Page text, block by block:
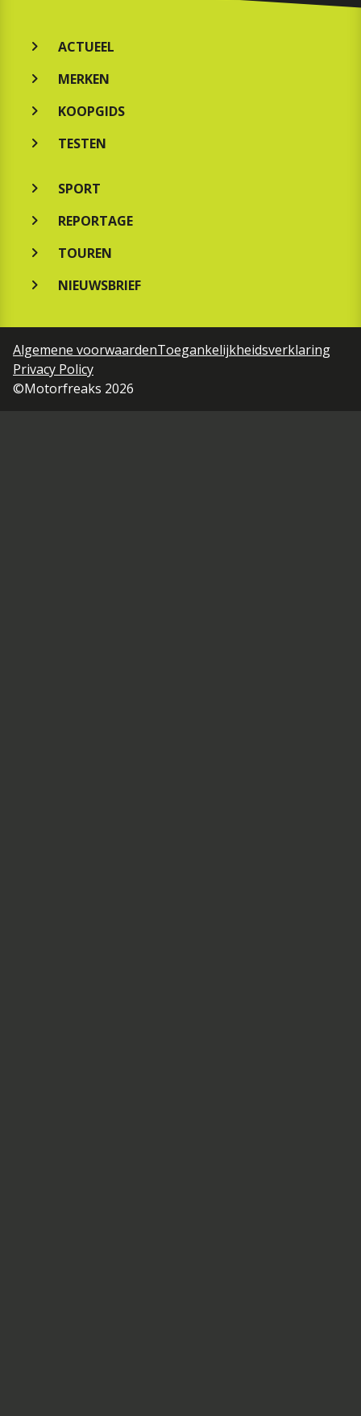
ACTUEEL
MERKEN
KOOPGIDS
TESTEN
SPORT
REPORTAGE
TOUREN
NIEUWSBRIEF
Algemene voorwaardenToegankelijkheidsverklaring
Privacy Policy
©Motorfreaks 2026